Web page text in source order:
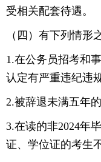
受相关配套待遇。
（四）有下列情形
1.在公务员招考和
认定有严重违纪违
2.被辞退未满五年
3.在读的非2024年
证、学位证的考生